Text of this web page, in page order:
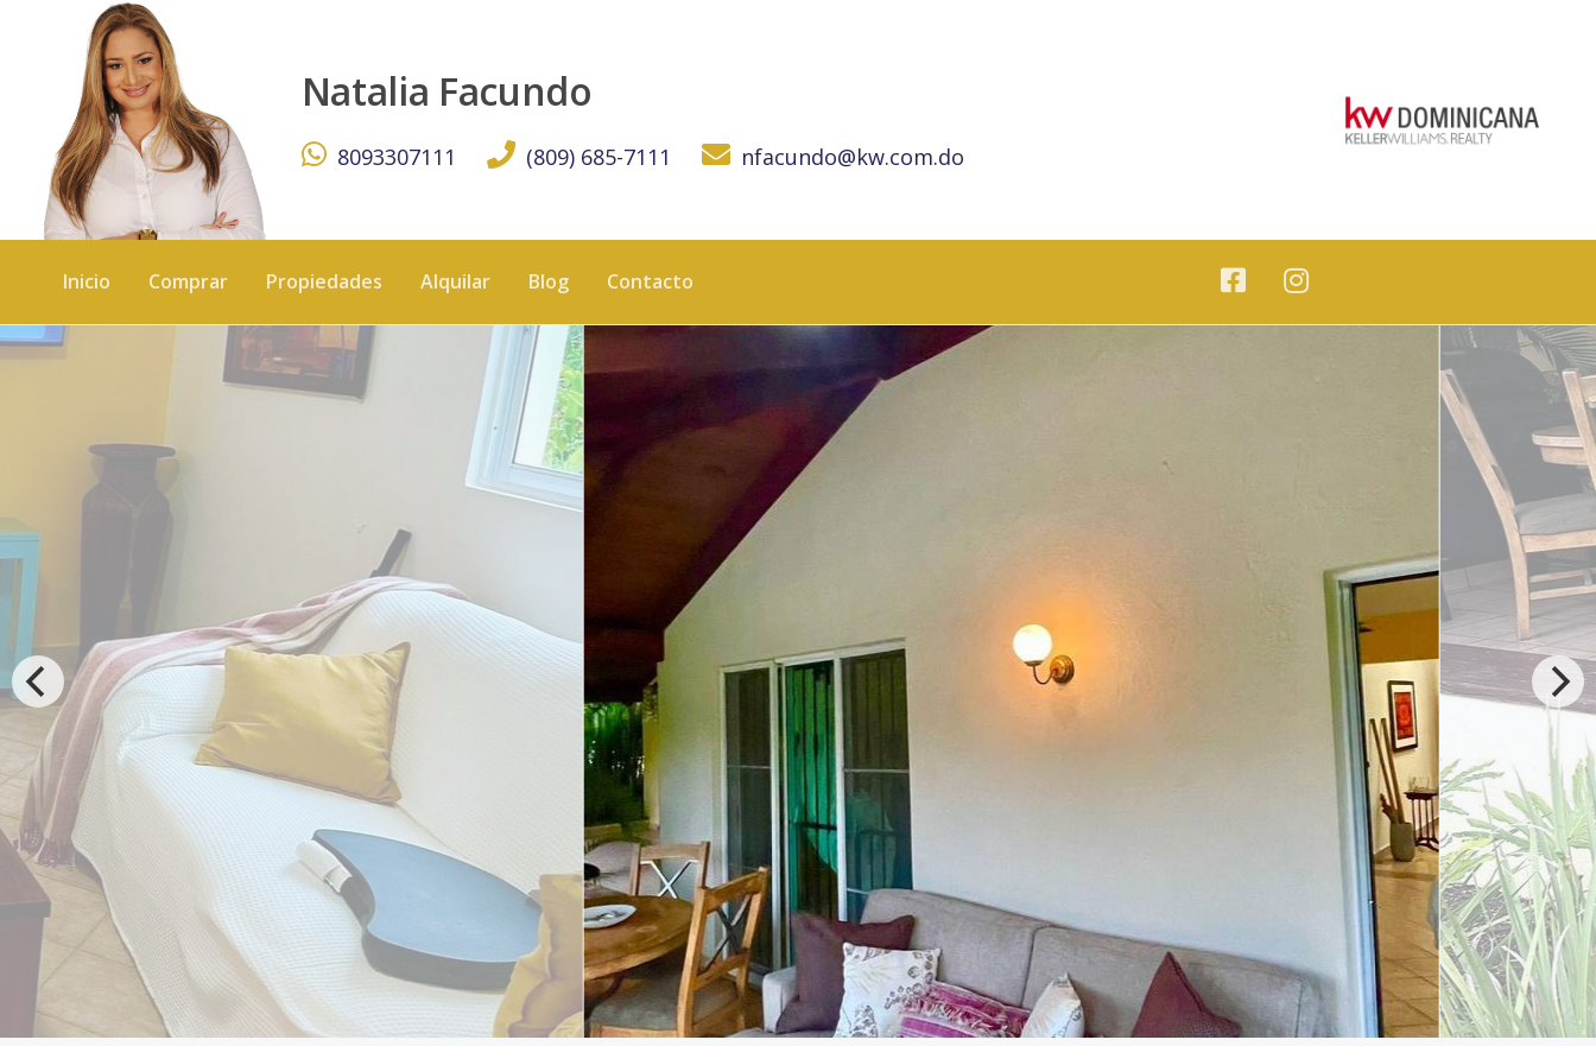
Natalia Facundo
8093307111 (809) 685-7111 nfacundo@kw.com.do
Inicio Comprar Propiedades Alquilar Blog Contacto
Townhouse en alquiler En metro contra club de 3 habitaciones - KW DOMINICANA